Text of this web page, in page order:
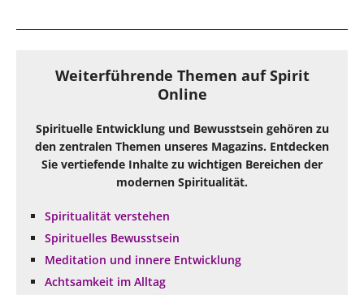
Weiterführende Themen auf Spirit
Online
Spirituelle Entwicklung und Bewusstsein gehören zu
den zentralen Themen unseres Magazins. Entdecken
Sie vertiefende Inhalte zu wichtigen Bereichen der
modernen Spiritualität.
Spiritualität verstehen
Spirituelles Bewusstsein
Meditation und innere Entwicklung
Achtsamkeit im Alltag